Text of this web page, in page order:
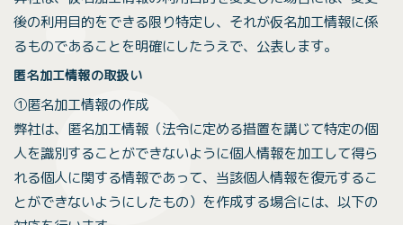
後の利用目的をできる限り特定し、それが仮名加工情報に係
るものであることを明確にしたうえで、公表します。
匿名加工情報の取扱い
①匿名加工情報の作成
弊社は、匿名加工情報（法令に定める措置を講じて特定の個
人を識別することができないように個人情報を加工して得ら
れる個人に関する情報であって、当該個人情報を復元するこ
とができないようにしたもの）を作成する場合には、以下の